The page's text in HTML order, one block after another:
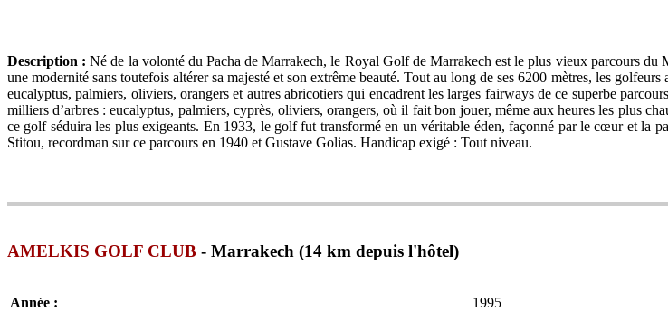
Description :Né de la volonté du Pacha de Marrakech, le Royal Golf de Marrakech est le plus vieux parcours du
une modernité sans toutefois altérer sa majesté et son extrême beauté. Tout au long de ses 6200 mètres, les
eucalyptus, palmiers, oliviers, orangers et autres abricotiers qui encadrent les larges fairways de ce superbe
milliers d’arbres : eucalyptus, palmiers, cyprès, oliviers, orangers, où il fait bon jouer, même aux heures les plus
ce golf séduira les plus exigeants. En 1933, le golf fut transformé en un véritable éden, façonné par le cœur et
Stitou, recordman sur ce parcours en 1940 et Gustave Golias. Handicap exigé : Tout niveau.
AMELKIS GOLF CLUB - Marrakech (14 km depuis l'hôtel)
Année :
1995